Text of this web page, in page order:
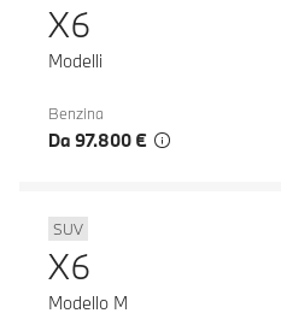
X6
Modelli
Benzina
Da 97.800 €
SUV
X6
Modello M